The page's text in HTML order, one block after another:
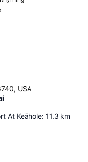
USA
At Keāhole: 11.3 km